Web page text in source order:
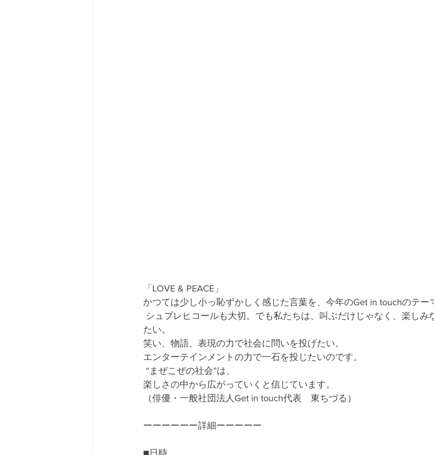
「LOVE & PEACE」
かつては少し小っ恥ずかしく感じた言葉を、今年のGet in touchのテー
たい。
笑い、物語、表現の力で社会に問いを投げたい。
エンターテインメントの力で一石を投じたいのです。
“まぜこぜの社会”は、
楽しさの中から広がっていくと信じています。
（俳優・一般社団法人Get in touch代表　東ちづる）
ーーーーーー詳細ーーーーー
■日時